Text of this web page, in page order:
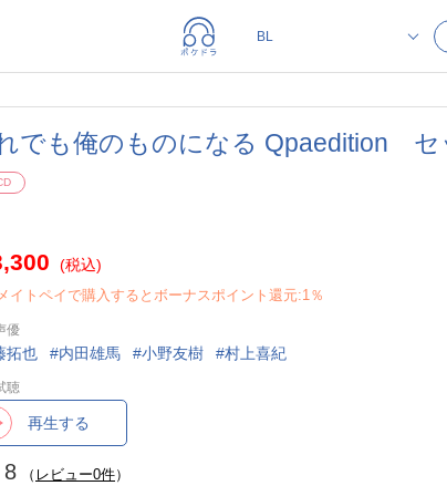
でも俺のものになる Qpaedition セ
(税込)
イトペイで購入するとボーナスポイント還元:1％
優
拓也 内田雄馬 小野友樹 村上喜紀
聴
再生する
8 （ レビュー0件）